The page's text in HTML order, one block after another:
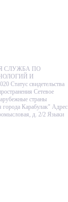
СЛУЖБА ПО
И
свидетельства
Сетевое
страны
Карабулак" Адрес
д. 2/2 Языки